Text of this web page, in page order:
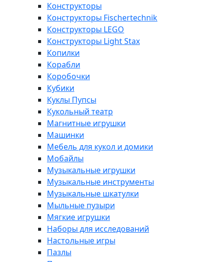
Конструкторы
Конструкторы Fisсhertechnik
Конструкторы LEGO
Конструкторы Light Stax
Копилки
Корабли
Коробочки
Кубики
Куклы Пупсы
Кукольный театр
Магнитные игрушки
Машинки
Мебель для кукол и домики
Мобайлы
Музыкальные игрушки
Музыкальные инструменты
Музыкальные шкатулки
Мыльные пузыри
Мягкие игрушки
Наборы для исследований
Настольные игры
Пазлы